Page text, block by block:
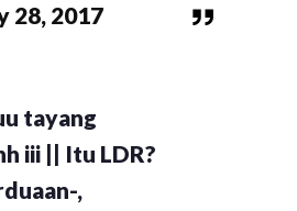
28, 2017
tayang
iii || Itu LDR?
,